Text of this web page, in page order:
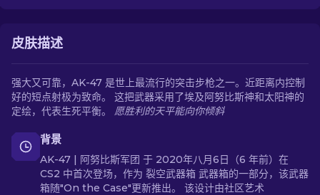
皮肤描述
强大又可靠，AK-47 是世上最流行的突击步枪之一。近距离内控制
好的短点射极为致命。 这把武器采用了埃及阿努比斯神和太阳神的
定绘，代表生死平衡。 愿胜利的天平能向你倾斜
背景
AK-47 | 阿努比斯军团 于 2020年八月6日（6 年前）在
CS2 中首次登场，作为 裂空武器箱 武器箱的一部分，该武器
箱随"On the Case"更新推出。 该设计由社区艺术